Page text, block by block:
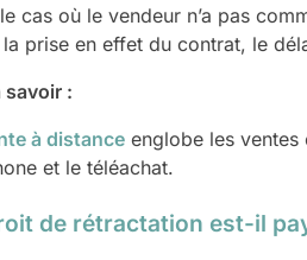
cas où le vendeur n’a pas
prise en effet du contrat, le
savoir :
à distance englobe les ventes
et le téléachat.
de rétractation est-il